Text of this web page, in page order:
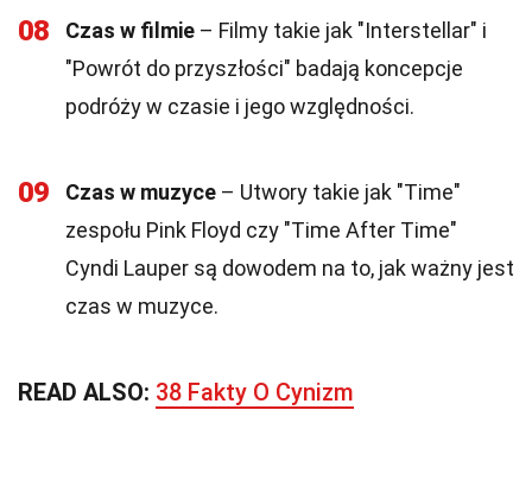
08 Czas w filmie – Filmy takie jak "Interstellar" i
"Powrót do przyszłości" badają koncepcje
podróży w czasie i jego względności.
09 Czas w muzyce – Utwory takie jak "Time"
zespołu Pink Floyd czy "Time After Time"
Cyndi Lauper są dowodem na to, jak ważny jest
czas w muzyce.
READ ALSO: 38 Fakty O Cynizm